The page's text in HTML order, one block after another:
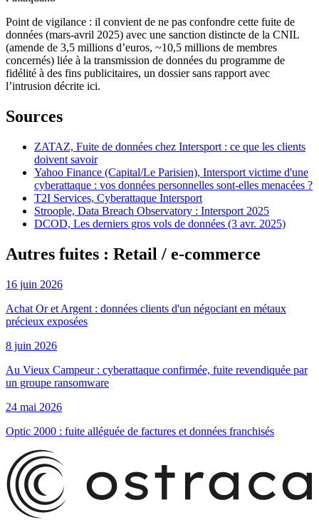
Point de vigilance : il convient de ne pas confondre cette fuite de
données (mars-avril 2025) avec une sanction distincte de la CNIL
(amende de 3,5 millions d’euros, ~10,5 millions de membres
concernés) liée à la transmission de données du programme de
fidélité à des fins publicitaires, un dossier sans rapport avec
l’intrusion décrite ici.
Sources
ZATAZ, Fuite de données chez Intersport : ce que les clients
doivent savoir
Yahoo Finance (Capital/Le Parisien), Intersport victime d'une
cyberattaque : vos données personnelles sont-elles menacées ?
T2I Services, Cyberattaque Intersport
Stroople, Data Breach Observatory : Intersport 2025
DCOD, Les derniers gros vols de données (3 avr. 2025)
Autres fuites : Retail / e-commerce
16 juin 2026
Achat Or et Argent : données clients d'un négociant en métaux
précieux exposées
8 juin 2026
Au Vieux Campeur : cyberattaque confirmée, fuite revendiquée par
un groupe ransomware
24 mai 2026
Optic 2000 : fuite alléguée de factures et données franchisés